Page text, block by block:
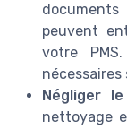
peuvent
votre
Négliger
nettoyage